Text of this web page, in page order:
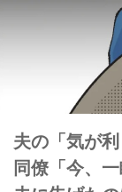
夫の「気が
同僚「今、